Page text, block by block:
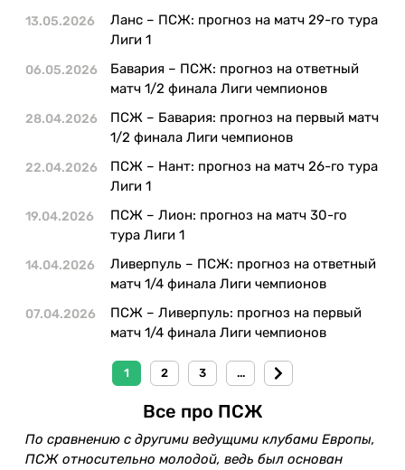
13.05.2026
Ланс – ПСЖ: прогноз на матч 29-го тура
Лиги 1
06.05.2026
Бавария – ПСЖ: прогноз на ответный
матч 1/2 финала Лиги чемпионов
28.04.2026
ПСЖ – Бавария: прогноз на первый матч
1/2 финала Лиги чемпионов
22.04.2026
ПСЖ – Нант: прогноз на матч 26-го тура
Лиги 1
19.04.2026
ПСЖ – Лион: прогноз на матч 30-го
тура Лиги 1
14.04.2026
Ливерпуль – ПСЖ: прогноз на ответный
матч 1/4 финала Лиги чемпионов
07.04.2026
ПСЖ – Ливерпуль: прогноз на первый
матч 1/4 финала Лиги чемпионов
1 2 3 ...
Все про ПСЖ
По сравнению с другими ведущими клубами Европы,
ПСЖ относительно молодой, ведь был основан